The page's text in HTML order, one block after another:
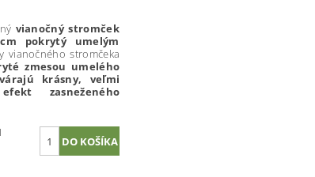
vianočný stromček
pokrytý umelým
vianočného stromčeka
zmesou umelého
krásny, veľmi
zasneženého